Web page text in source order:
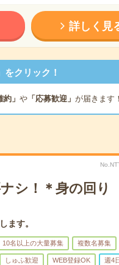
詳しく見
クリック！
約」 や「応募歓迎」 が届きます！
シ！＊身の回り
ます。
10名以上の大量募集 複数名募集
しゅふ歓迎 WEB登録OK 週4